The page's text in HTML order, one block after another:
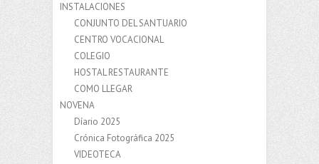
INSTALACIONES
CONJUNTO DEL SANTUARIO
CENTRO VOCACIONAL
COLEGIO
HOSTAL RESTAURANTE
COMO LLEGAR
NOVENA
Díario 2025
Crónica Fotográfica 2025
VIDEOTECA